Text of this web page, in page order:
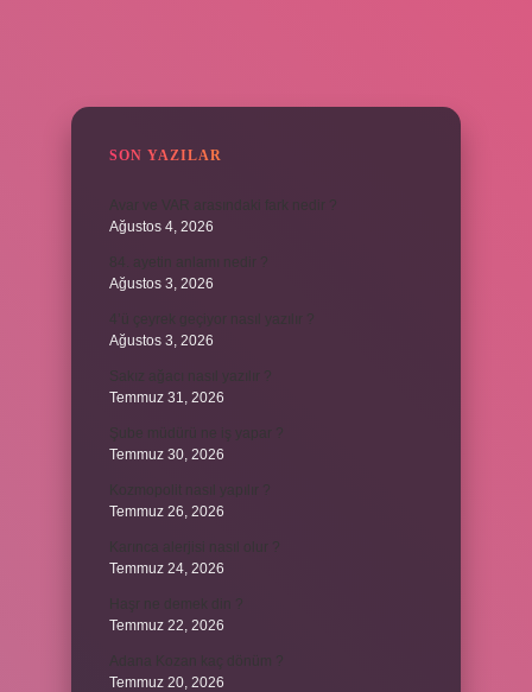
SON YAZILAR
Avar ve VAR arasındaki fark nedir ?
Ağustos 4, 2026
84. ayetin anlamı nedir ?
Ağustos 3, 2026
4’ü çeyrek geçiyor nasıl yazılır ?
Ağustos 3, 2026
Sakız ağacı nasıl yazılır ?
Temmuz 31, 2026
Şube müdürü ne iş yapar ?
Temmuz 30, 2026
Kozmopolit nasıl yapılır ?
Temmuz 26, 2026
Temmuz 24, 2026
Temmuz 22, 2026
Temmuz 20, 2026